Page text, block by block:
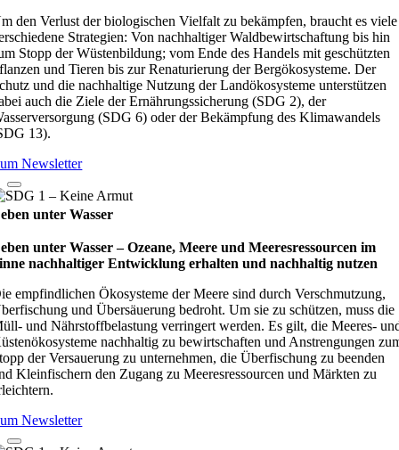
den Verlust der biologischen Vielfalt zu bekämpfen, braucht es viele
Strategien: Von nachhaltiger Waldbewirtschaftung bis hin
Stopp der Wüstenbildung; vom Ende des Handels mit geschützten
und Tieren bis zur Renaturierung der Bergökosysteme. Der
und die nachhaltige Nutzung der Landökosysteme unterstützen
auch die Ziele der Ernährungssicherung (SDG 2), der
(SDG 6) oder der Bekämpfung des Klimawandels
13).
Newsletter
unter Wasser
unter Wasser – Oze­ane, Meere und Mee­res­res­sour­cen im
nach­hal­ti­ger Ent­wick­lung erhal­ten und nach­hal­tig nut­zen
empfindlichen Ökosysteme der Meere sind durch Verschmutzung,
und Übersäuerung bedroht. Um sie zu schützen, muss die
und Nährstoffbelastung verringert werden. Es gilt, die Meeres-
nachhaltig zu bewirtschaften und Anstrengungen
der Versauerung zu unternehmen, die Überfischung zu beenden
Kleinfischern den Zugang zu Meeresressourcen und Märkten zu
Newsletter